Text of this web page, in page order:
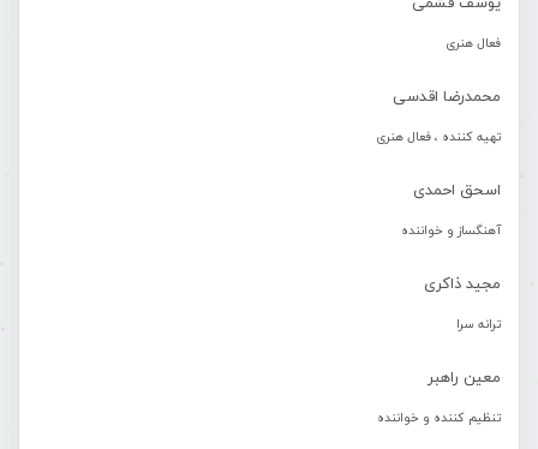
فعال هنری
محمدرضا اقدسی
تهیه کننده ، فعال هنری
اسحق احمدی
آهنگساز و خواننده
مجید ذاکری
ترانه سرا
معین راهبر
تنظیم کننده و خواننده